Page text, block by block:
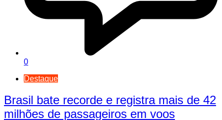
0
Destaque
Brasil bate recorde e registra mais de 42
milhões de passageiros em voos